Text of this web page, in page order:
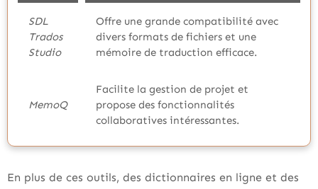
SDL
Trados
Studio
Offre une grande compatibilité avec
divers formats de fichiers et une
mémoire de traduction efficace.
MemoQ
Facilite la gestion de projet et
propose des fonctionnalités
collaboratives intéressantes.
En plus de ces outils, des dictionnaires en ligne et des